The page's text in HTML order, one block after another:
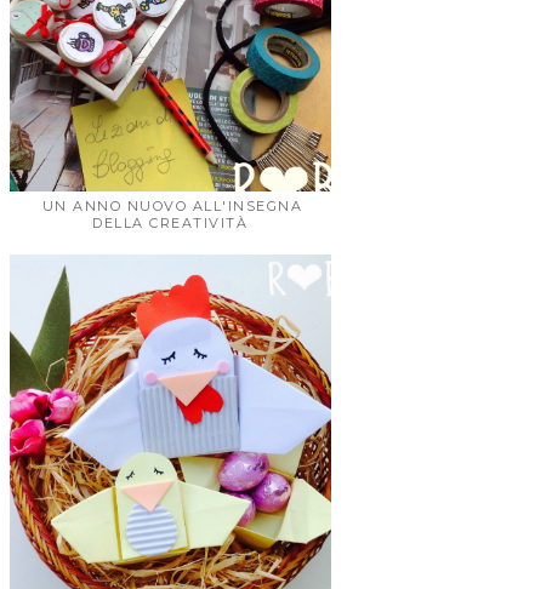
UN ANNO NUOVO ALL'INSEGNA
DELLA CREATIVITÀ